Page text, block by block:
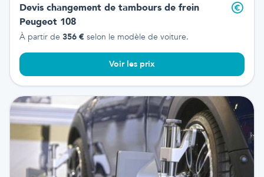
Devis changement de tambours de frein
Peugeot 108
À partir de 356 € selon le modèle de voiture.
Voir les prix